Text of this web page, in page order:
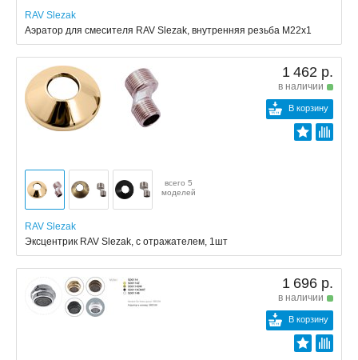
RAV Slezak
Аэратор для смесителя RAV Slezak, внутренняя резьба M22x1
1 462 р.
в наличии
В корзину
всего 5
моделей
RAV Slezak
Эксцентрик RAV Slezak, с отражателем, 1шт
1 696 р.
в наличии
В корзину